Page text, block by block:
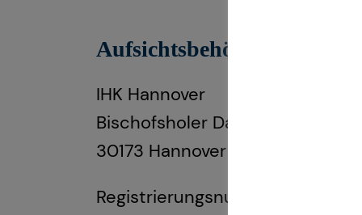
Aufsichtsbehörde:
IHK Hannover
Bischofsholer Damm 91
30173 Hannover
Registrierungsnummer: D-F-133-